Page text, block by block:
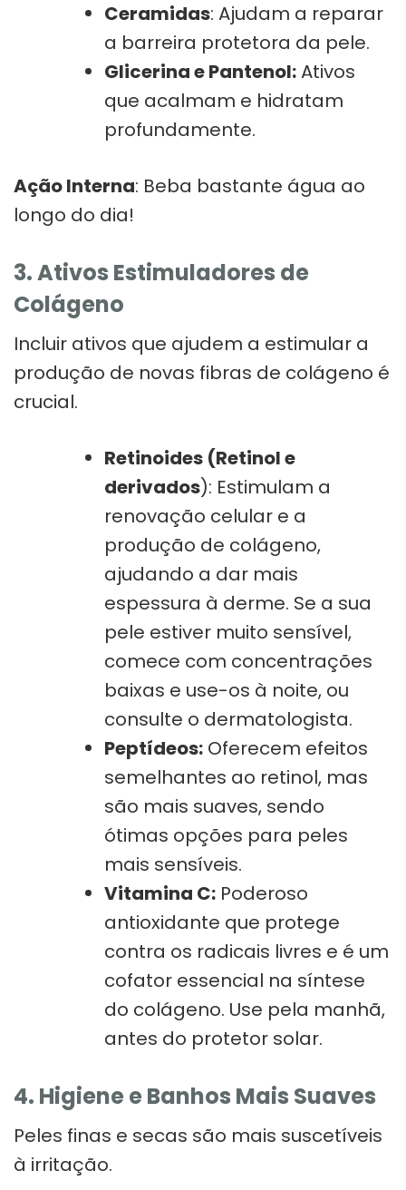
Ceramidas: Ajudam a reparar
a barreira protetora da pele.
Glicerina e Pantenol:Ativos
que acalmam e hidratam
profundamente.
Ação Interna: Beba bastante água ao
longo do dia!
3. Ativos Estimuladores de
Colágeno
Incluir ativos que ajudem a estimular a
produção de novas fibras de colágeno é
crucial.
Retinoides (Retinol e
derivados): Estimulam a
renovação celular e a
produção de colágeno,
ajudando a dar mais
espessura à derme. Se a sua
pele estiver muito sensível,
comece com concentrações
baixas e use-os à noite, ou
consulte o dermatologista.
Peptídeos: Oferecem efeitos
semelhantes ao retinol, mas
são mais suaves, sendo
ótimas opções para peles
mais sensíveis.
Vitamina C: Poderoso
antioxidante que protege
contra os radicais livres e é um
cofator essencial na síntese
do colágeno. Use pela manhã,
antes do protetor solar.
4. Higiene e Banhos Mais Suaves
Peles finas e secas são mais suscetíveis
à irritação.